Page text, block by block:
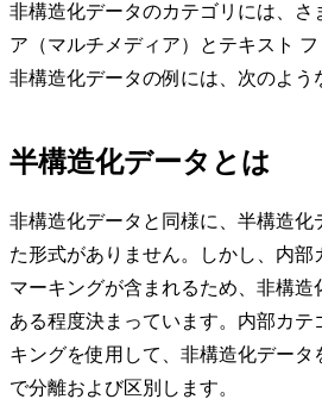
非構造化データのカテゴリには、さ
ア（マルチメディア）とテキスト フ
非構造化データの例には、次のよう
半構造化データとは
非構造化データと同様に、半構造化
た形式がありません。しかし、内部
マーキングが含まれるため、非構
ある程度決まっています。内部カテ
キングを使用して、非構造化データ
で分離および区別します。